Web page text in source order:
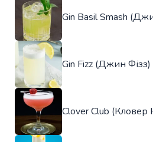
Gin Basil Smash
Gin Fizz (Джин Фізз)
Clover Club (Кловер